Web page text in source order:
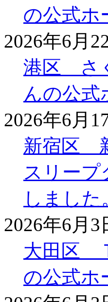
の公式ホ
2026年6月
港区 さ
んの公式
2026年6月
新宿区
スリー
しました
2026年6月3
大田区
の公式ホ